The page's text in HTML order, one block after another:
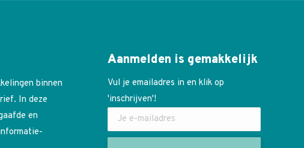
binnen
In deze
en
Aanmelden is gemakkelijk
Vul je emailadres in en klik op
'inschrijven'!